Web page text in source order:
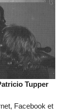
Tupper
Facebook et